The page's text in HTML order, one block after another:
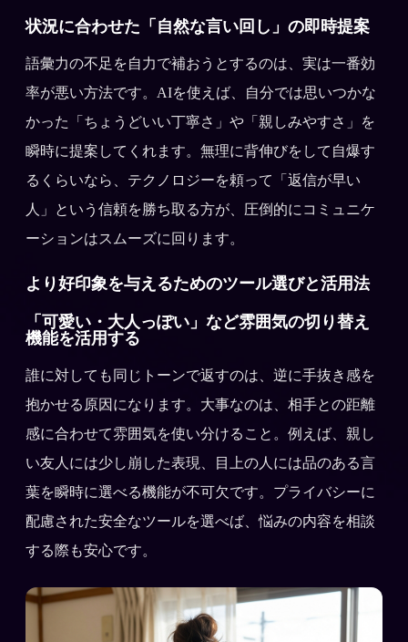
状況に合わせた「自然な言い回し」の即時提案
語彙力の不足を自力で補おうとするのは、実は一番効
率が悪い方法です。AIを使えば、自分では思いつかな
かった「ちょうどいい丁寧さ」や「親しみやすさ」を
瞬時に提案してくれます。無理に背伸びをして自爆す
るくらいなら、テクノロジーを頼って「返信が早い
人」という信頼を勝ち取る方が、圧倒的にコミュニケ
ーションはスムーズに回ります。
より好印象を与えるためのツール選びと活用法
「可愛い・大人っぽい」など雰囲気の切り替え
機能を活用する
誰に対しても同じトーンで返すのは、逆に手抜き感を
抱かせる原因になります。大事なのは、相手との距離
感に合わせて雰囲気を使い分けること。例えば、親し
い友人には少し崩した表現、目上の人には品のある言
葉を瞬時に選べる機能が不可欠です。プライバシーに
配慮された安全なツールを選べば、悩みの内容を相談
する際も安心です。